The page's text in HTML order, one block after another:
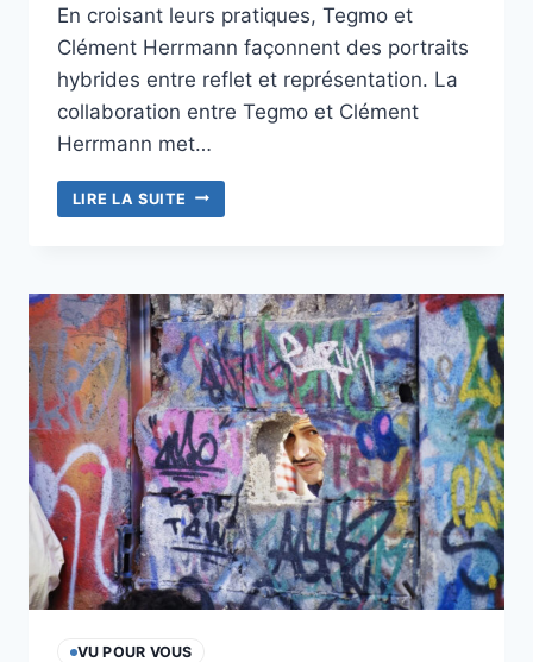
En croisant leurs pratiques, Tegmo et
Clément Herrmann façonnent des portraits
hybrides entre reflet et représentation. La
collaboration entre Tegmo et Clément
Herrmann met…
LIRE LA SUITE TEGMO
ET
DIALOGUE
EN
FRAGMENTS
VU POUR VOUS